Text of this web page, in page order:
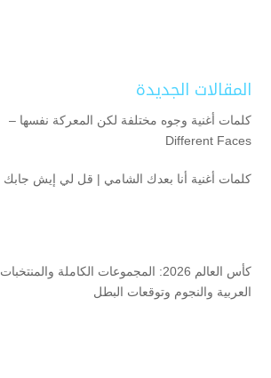
المقالات الجديدة
كلمات أغنية وجوه مختلفة لكن المعركة نفسها –
Different Faces
كلمات أغنية أنا بعدك الشامي | قل لي إيش جابك
كأس العالم 2026: المجموعات الكاملة والمنتخبات
العربية والنجوم وتوقعات البطل